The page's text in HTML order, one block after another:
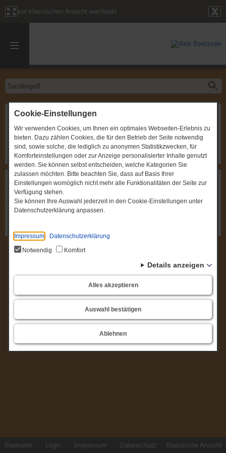
Cookie-Einstellungen
Wir verwenden Cookies, um Ihnen ein optimales Webseiten-Erlebnis zu
bieten. Dazu zählen Cookies, die für den Betrieb der Seite notwendig
sind, sowie solche, die lediglich zu anonymen Statistikzwecken, für
Komforteinstellungen oder zur Anzeige personalisierter Inhalte genutzt
werden. Sie können selbst entscheiden, welche Kategorien Sie
zulassen möchten. Bitte beachten Sie, dass auf Basis Ihrer
Einstellungen womöglich nicht mehr alle Funktionalitäten der Seite zur
Verfügung stehen.
Sie können Ihre Auswahl jederzeit in den Cookie-Einstellungen unter
Datenschutzerklärung anpassen.
Impressum
Datenschutzerklärung
Notwendig
Komfort
Details anzeigen
Alles akzeptieren
Auswahl bestätigen
Ablehnen
zur klassischen Ansicht wechseln
Sitzung des Amtsausschusses
Gremium:
Amtsausschuss
Zeitpunkt:
18.04.2011, um 19:00 Uhr
Ort: Brielow, Chausseestraße 33b, Amtsgebäude
Links
Einladung: Sitzung des Amtsausschusses
Protokoll: Sitzung des Amtsausschusses
Startseite Login Impressum Datenschutz Klassische Ansicht